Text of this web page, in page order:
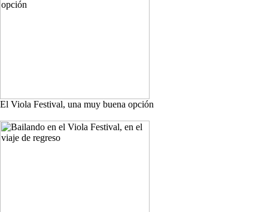
El Viola Festival, una muy buena opción